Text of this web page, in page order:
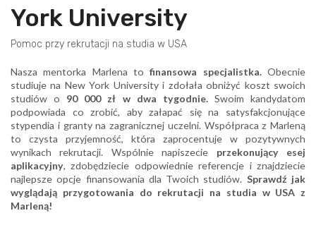
York University
Pomoc przy rekrutacji na studia w USA
Nasza mentorka Marlena tofinansowa specjalistka.Obecnie
studiuje na New York University i zdołała obniżyć koszt swoich
studiów o 90 000 zł w dwa tygodnie.Swoim kandydatom
podpowiada co zrobić, aby załapać się na satysfakcjonujące
stypendia i granty na zagranicznej uczelni. Współpraca z Marleną
to czysta przyjemność, która zaprocentuje w pozytywnych
wynikach rekrutacji. Wspólnie napiszecie przekonujący esej
aplikacyjny, zdobędziecie odpowiednie referencje i znajdziecie
najlepsze opcje finansowania dla Twoich studiów. Sprawdź jak
wyglądają przygotowania do rekrutacji na studia w USA z
Marleną!